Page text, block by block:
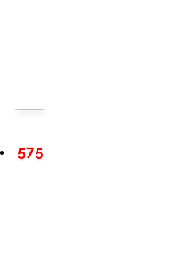
575